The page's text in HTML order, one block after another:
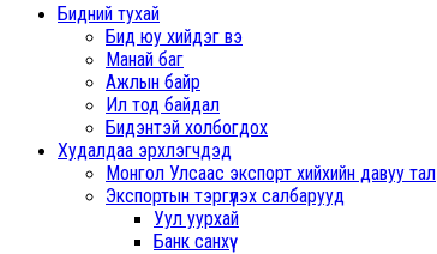
Menu
Бидний тухай
Бид юу хийдэг вэ
Манай баг
Ажлын байр
Ил тод байдал
Бидэнтэй холбогдох
Худалдаа эрхлэгчдэд
Монгол Улсаас экспорт хийхийн давуу тал
Экспортын тэргүүлэх салбарууд
Уул уурхай
Банк санхүү